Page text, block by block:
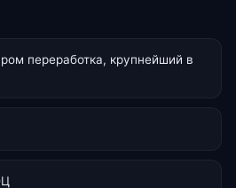
переработка, крупнейший в